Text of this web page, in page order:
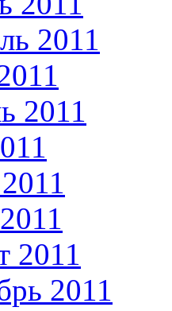
2011
2011
2011
2011